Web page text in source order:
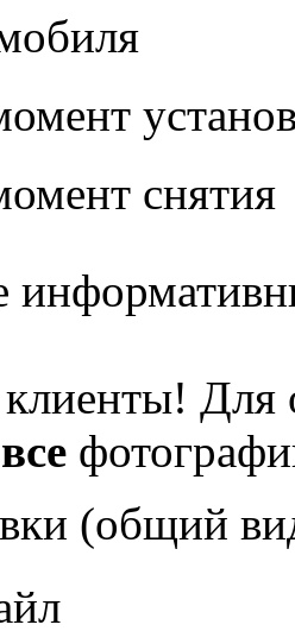
снятия
Для
все
(общий